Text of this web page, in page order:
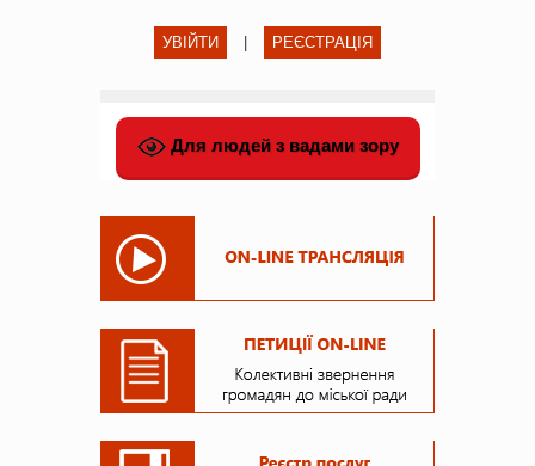
УВІЙТИ РЕЄСТРАЦІЯ
Для людей з вадами зору